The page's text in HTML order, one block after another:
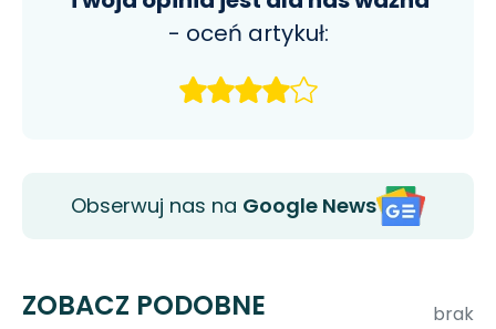
- oceń artykuł:
Obserwuj nas na Google News
ZOBACZ PODOBNE brak